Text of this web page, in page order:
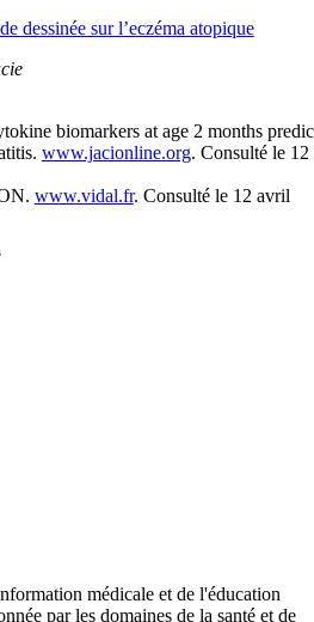
dessinée sur l’eczéma atopique
biomarkers at age 2 months
www.jacionline.org. Consulté le 12
www.vidal.fr. Consulté le 12 avril
médicale et de l'éducation
par les domaines de la santé et de